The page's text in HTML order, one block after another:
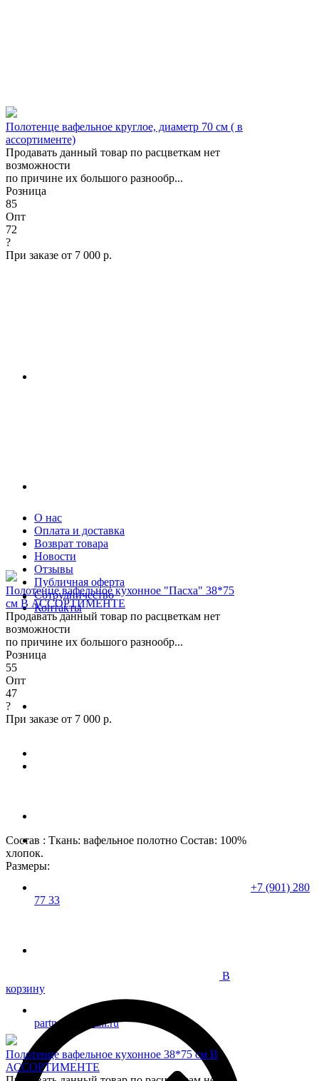
Полотенце вафельное круглое, диаметр 70 см ( в
ассортименте)
Продавать данный товар по расцветкам нет
возможности
по причине их большого разнообр...
Розница
85
Опт
72
?
При заказе от 7 000 р.
Состав : Ткань: вафельное полотно Состав: 100%
хлопок.
Размеры:
В
корзину
Полотенце вафельное кухонное "Пасха" 38*75
см В АССОРТИМЕНТЕ
Продавать данный товар по расцветкам нет
возможности
по причине их большого разнообр...
Розница
55
Опт
47
?
При заказе от 7 000 р.
Полотенце вафельное кухонное 38*75 см В
АССОРТИМЕНТЕ
О нас
Оплата и доставка
Возврат товара
Новости
Отзывы
Публичная оферта
Сотрудничество
Контакты
+7 (901) 280
77 33
partner37@mail.ru